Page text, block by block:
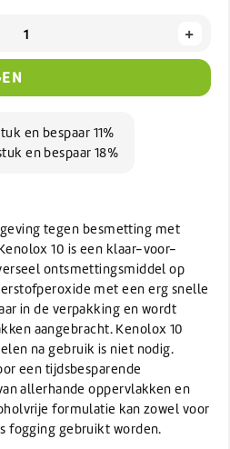
+
en bespaar 11%
en bespaar 18%
tegen besmetting met
10 is een klaar-voor-
ontsmettingsmiddel op
met een erg snelle
in de verpakking en wordt
aangebracht. Kenolox 10
na gebruik is niet nodig.
een tijdsbesparende
allerhande oppervlakken en
formulatie kan zowel voor
fogging gebruikt worden.